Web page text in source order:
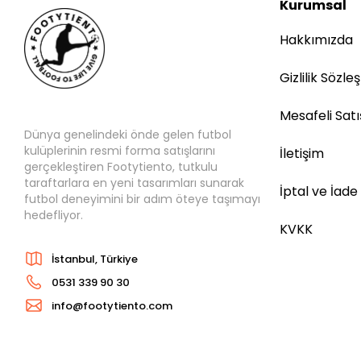
SIRBİSTAN
ŞİLİ
TÜRKİYE
Dünya genelindeki önde gelen futbol
kulüplerinin resmi forma satışlarını
gerçekleştiren Footytiento, tutkulu
taraftarlara en yeni tasarımları sunarak
futbol deneyimini bir adım öteye taşımayı
hedefliyor.
İstanbul, Türkiye
0531 339 90 30
info@footytiento.com
Kurumsal
Hakkımızda
Gizlilik
Mesafeli
İletişim
İptal ve İade
KVKK